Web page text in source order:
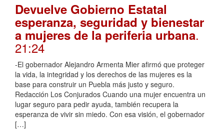
Devuelve Gobierno Estatal
esperanza, seguridad y bienestar
a mujeres de la periferia urbana.
21:24
-El gobernador Alejandro Armenta Mier afirmó que proteger
la vida, la integridad y los derechos de las mujeres es la
base para construir un Puebla más justo y seguro.
Redacción Los Conjurados Cuando una mujer encuentra un
lugar seguro para pedir ayuda, también recupera la
esperanza de vivir sin miedo. Con esa visión, el gobernador
[…]